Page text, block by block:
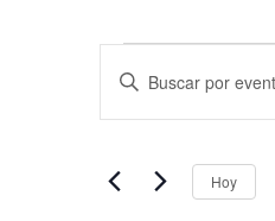
Eventos
en
de
Navegación
de
búsqueda
Introduce
palabra
Busca
Eventos
Hoy